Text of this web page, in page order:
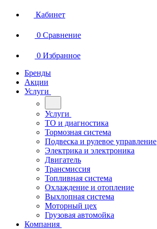
Кабинет
0 Сравнение
0 Избранное
Бренды
Акции
Услуги
Услуги
ТО и диагностика
Тормозная система
Подвеска и рулевое управление
Электрика и электроника
Двигатель
Трансмиссия
Топливная система
Охлаждение и отопление
Выхлопная система
Моторный цех
Грузовая автомойка
Компания